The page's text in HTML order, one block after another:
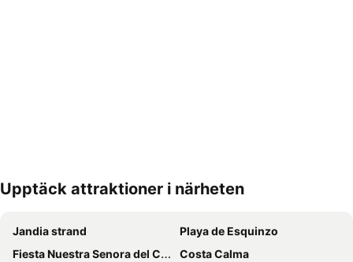
Förstora kartan
Upptäck attraktioner i närheten
Jandia strand
Playa de Esquinzo
Fiesta Nuestra Senora del Carmen
Costa Calma